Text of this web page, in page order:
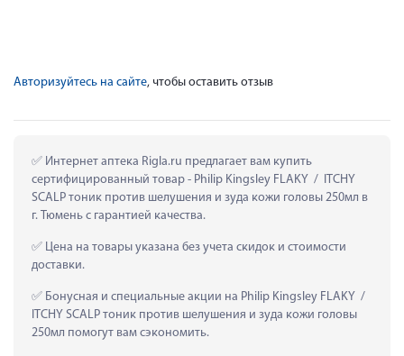
Авторизуйтесь на сайте, чтобы оставить отзыв
Интернет аптека Rigla.ru предлагает вам купить
сертифицированный товар - Philip Kingsley FLAKY  /  ITCHY
SCALP тоник против шелушения и зуда кожи головы 250мл в
г. Тюмень с гарантией качества.
Цена на товары указана без учета скидок и стоимости
доставки.
Бонусная и специальные акции на Philip Kingsley FLAKY  /
ITCHY SCALP тоник против шелушения и зуда кожи головы
250мл помогут вам сэкономить.